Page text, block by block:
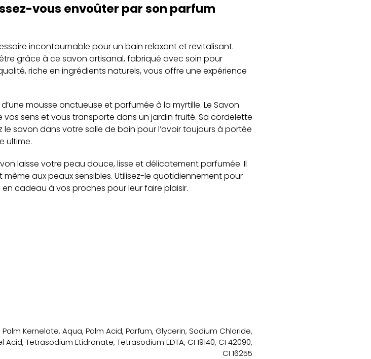
vous envoûter par son parfum
incontournable pour un bain relaxant et revitalisant.
grâce à ce savon artisanal, fabriqué avec soin pour
riche en ingrédients naturels, vous offre une expérience
mousse onctueuse et parfumée à la myrtille. Le Savon
sens et vous transporte dans un jardin fruité. Sa cordelette
savon dans votre salle de bain pour l’avoir toujours à portée
ultime.
laisse votre peau douce, lisse et délicatement parfumée. Il
aux peaux sensibles. Utilisez-le quotidiennement pour
cadeau à vos proches pour leur faire plaisir.
Kernelate, Aqua, Palm Acid, Parfum, Glycerin, Sodium Chloride,
Tetrasodium Etidronate, Tetrasodium EDTA, CI 19140, CI 42090,
CI 16255